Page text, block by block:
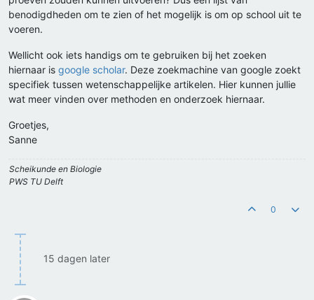
benodigdheden om te zien of het mogelijk is om op school uit te
voeren.
Wellicht ook iets handigs om te gebruiken bij het zoeken
hiernaar is google scholar. Deze zoekmachine van google zoekt
specifiek tussen wetenschappelijke artikelen. Hier kunnen jullie
wat meer vinden over methoden en onderzoek hiernaar.
Groetjes,
Sanne
Scheikunde en Biologie
PWS TU Delft
0
15 dagen later